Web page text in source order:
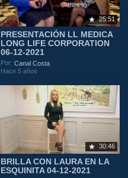
25:51
PRESENTACIÓN LL MEDICA
LONG LIFE CORPORATION
06-12-2021
Por:Canal Costa
Hace 5 años
30:46
BRILLA CON LAURA EN LA
ESQUINITA 04-12-2021